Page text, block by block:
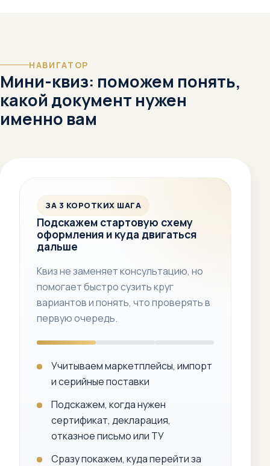
НАВИГАТОР
Мини-квиз: поможем понять,
какой документ нужен
именно вам
ЗА 3 КОРОТКИХ ШАГА
Подскажем стартовую схему
оформления и куда двигаться
дальше
Квиз не заменяет консультацию, но
помогает быстро сузить круг
вариантов и понять, что проверять в
первую очередь.
Учитываем маркетплейсы, импорт
и серийные поставки
Подскажем, когда нужен
сертификат, декларация,
отказное письмо или ТУ
Сразу покажем, куда перейти за